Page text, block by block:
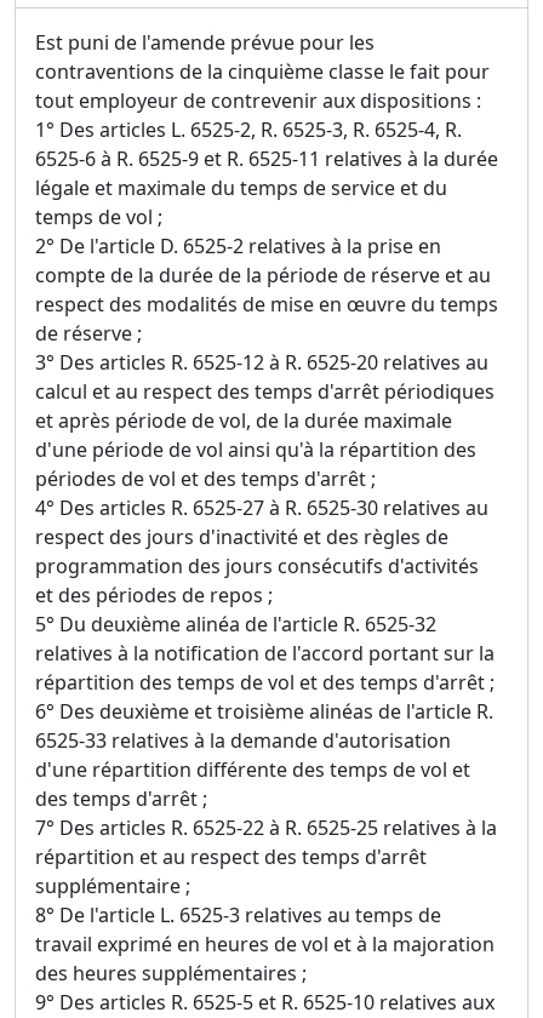
Est puni de l'amende prévue pour les
contraventions de la cinquième classe le fait pour
tout employeur de contrevenir aux dispositions :
1° Des articles L. 6525-2, R. 6525-3, R. 6525-4, R.
6525-6 à R. 6525-9 et R. 6525-11 relatives à la durée
légale et maximale du temps de service et du
temps de vol ;
2° De l'article D. 6525-2 relatives à la prise en
compte de la durée de la période de réserve et au
respect des modalités de mise en œuvre du temps
de réserve ;
3° Des articles R. 6525-12 à R. 6525-20 relatives au
calcul et au respect des temps d'arrêt périodiques
et après période de vol, de la durée maximale
d'une période de vol ainsi qu'à la répartition des
périodes de vol et des temps d'arrêt ;
4° Des articles R. 6525-27 à R. 6525-30 relatives au
respect des jours d'inactivité et des règles de
programmation des jours consécutifs d'activités
et des périodes de repos ;
5° Du deuxième alinéa de l'article R. 6525-32
relatives à la notification de l'accord portant sur la
répartition des temps de vol et des temps d'arrêt ;
6° Des deuxième et troisième alinéas de l'article R.
6525-33 relatives à la demande d'autorisation
d'une répartition différente des temps de vol et
des temps d'arrêt ;
7° Des articles R. 6525-22 à R. 6525-25 relatives à la
répartition et au respect des temps d'arrêt
supplémentaire ;
8° De l'article L. 6525-3 relatives au temps de
travail exprimé en heures de vol et à la majoration
des heures supplémentaires ;
9° Des articles R. 6525-5 et R. 6525-10 relatives aux